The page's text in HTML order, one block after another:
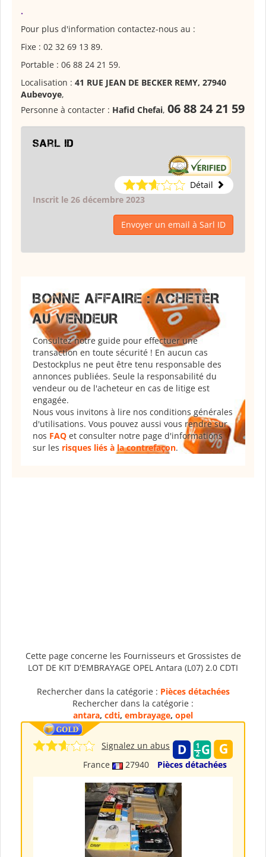
.
Pour plus d'information contactez-nous au :
Fixe : 02 32 69 13 89.
Portable : 06 88 24 21 59.
Localisation : 41 RUE JEAN DE BECKER REMY, 27940
Aubevoye,
Personne à contacter : Hafid Chefai, 06 88 24 21 59
Sarl ID
Détail
Inscrit le 26 décembre 2023
Envoyer un email à Sarl ID
BONNE AFFAIRE : ACHETER
AU VENDEUR
Consultez notre guide pour effectuer une
transaction en toute sécurité ! En aucun cas
Destockplus ne peut être tenu responsable des
annonces publiées. Seule la responsabilité du
vendeur ou de l'acheteur en cas de litige est
engagée.
Nous vous invitons à lire nos conditions générales
d'utilisations. Vous pouvez aussi vous rendre sur
nos FAQ et consulter notre page d'informations
sur les risques liés à la contrefaçon.
Cette page concerne les Fournisseurs et Grossistes de
LOT DE KIT D'EMBRAYAGE OPEL Antara (L07) 2.0 CDTI
Rechercher dans la catégorie : Pièces détachées
Rechercher dans la catégorie :
antara, cdti, embrayage, opel
France 27940 Pièces détachées
Signalez un abus